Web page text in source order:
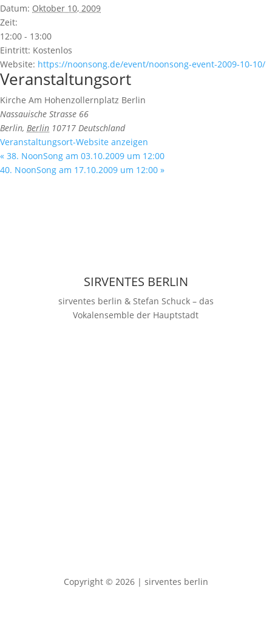
Datum: Oktober 10, 2009
Zeit:
12:00 - 13:00
Eintritt: Kostenlos
Website: https://noonsong.de/event/noonsong-event-2009-10-10/
Veranstaltungsort
Kirche Am Hohenzollernplatz Berlin
Nassauische Strasse 66
Berlin, Berlin 10717 Deutschland
Veranstaltungsort-Website anzeigen
« 38. NoonSong am 03.10.2009 um 12:00
40. NoonSong am 17.10.2009 um 12:00 »
SIRVENTES BERLIN
sirventes berlin & Stefan Schuck – das
Vokalensemble der Hauptstadt
Copyright © 2026 | sirventes berlin